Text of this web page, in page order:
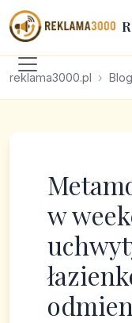
reklama3000.pl Blog
w